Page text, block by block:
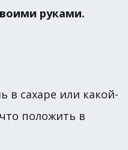
руками.
в сахаре или какой-
положить в